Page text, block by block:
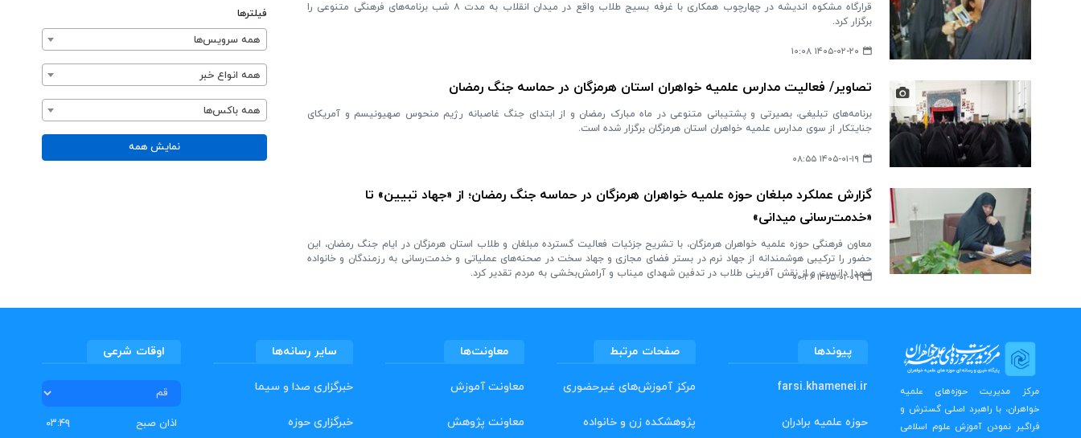
قرارگاه مشکوه اندیشه در چهارچوب همکاری با غرفه بسیج طلاب واقع در میدان انقلاب به مدت ۸ شب برنامه‌های فرهنگی متنوعی را
برگزار کرد.
۱۴۰۵-۰۲-۲۰ ۱۰:۰۸
تصاویر/ فعالیت مدارس علمیه خواهران استان هرمزگان در حماسه جنگ رمضان
برنامه‌های تبلیغی، بصیرتی و پشتیبانی متنوعی در ماه مبارک رمضان و از ابتدای جنگ غاصبانه رژیم منحوس صهیونیسم و آمریکای
جنایتکار از سوی مدارس علمیه خواهران استان هرمزگان برگزار شده است.
۱۴۰۵-۰۱-۱۹ ۰۸:۵۵
گزارش عملکرد مبلغان حوزه علمیه خواهران هرمزگان در حماسه جنگ رمضان؛ از «جهاد تبیین» تا
«خدمت‌رسانی میدانی»
معاون فرهنگی حوزه علمیه خواهران هرمزگان، با تشریح جزئیات فعالیت گسترده مبلغان و طلاب استان هرمزگان در ایام جنگ رمضان، این
حضور را ترکیبی هوشمندانه از جهاد نرم در بستر فضای مجازی و جهاد سخت در صحنه‌های عملیاتی و خدمت‌رسانی به رزمندگان و خانواده
شهدا دانست و از نقش آفرینی طلاب در تدفین شهدای میناب و آرامش‌بخشی به مردم تقدیر کرد.
۱۴۰۵-۰۱-۰۹ ۰۰:۲۶
فیلترها
همه سرویس‌ها
همه انواع خبر
همه باکس‌ها
نمایش همه
مرکز مدیریت حوزه‌های علمیه
خواهران، با راهبرد اصلی گسترش و
فراگیر نمودن آموزش علوم اسلامی
پیوندها
farsi.khamenei.ir
حوزه علمیه برادران
صفحات مرتبط
مرکز آموزش‌های غیرحضوری
پژوهشکده زن و خانواده
معاونت‌ها
معاونت آموزش
معاونت پژوهش
سایر رسانه‌ها
خبرگزاری صدا و سیما
خبرگزاری حوزه
اوقات شرعی
اذان صبح ۰۳:۴۹